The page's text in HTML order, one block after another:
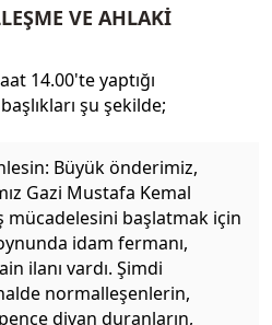
VE AHLAKİ
14.00'te yaptığı
şu şekilde;
Büyük önderimiz,
Gazi Mustafa Kemal
başlatmak için
idam fermanı,
ilanı vardı. Şimdi
normalleşenlerin,
divan duranların,